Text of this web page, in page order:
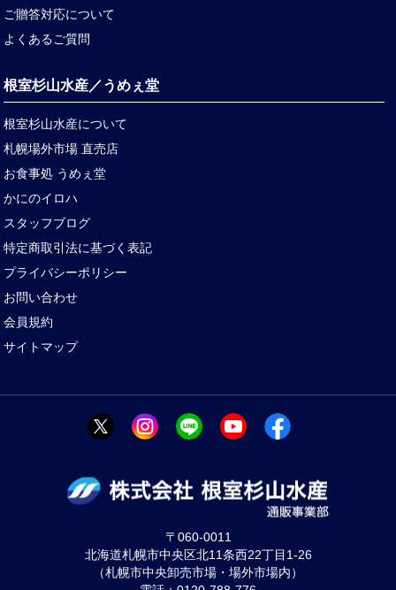
ご贈答対応について
よくあるご質問
根室杉山水産／うめぇ堂
根室杉山水産について
札幌場外市場 直売店
お食事処 うめぇ堂
かにのイロハ
スタッフブログ
特定商取引法に基づく表記
プライバシーポリシー
お問い合わせ
会員規約
サイトマップ
〒060-0011
北海道札幌市中央区北11条西22丁目1-26
（札幌市中央卸売市場・場外市場内）